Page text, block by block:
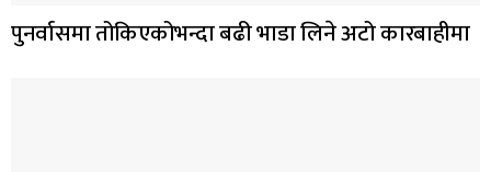
पुनर्वासमा तोकिएकोभन्दा बढी भाडा लिने अटो कारबाहीमा